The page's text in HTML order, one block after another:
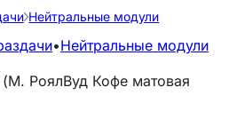
Нейтральные модули
•Нейтральные модули
РоялВуд Кофе матовая